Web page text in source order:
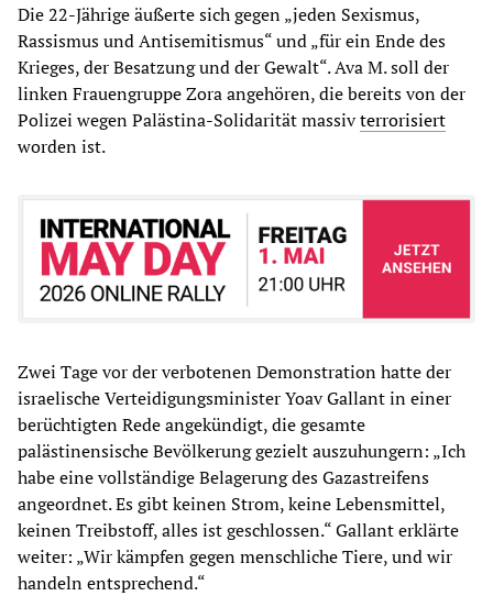
Die 22-Jährige äußerte sich gegen „jeden Sexismus,
Rassismus und Antisemitismus“ und „für ein Ende des
Krieges, der Besatzung und der Gewalt“. Ava M. soll der
linken Frauengruppe Zora angehören, die bereits von der
Polizei wegen Palästina-Solidarität massivterrorisiert
worden ist.
Zwei Tage vor der verbotenen Demonstration hatte der
israelische Verteidigungsminister Yoav Gallant in einer
berüchtigten Rede angekündigt, die gesamte
palästinensische Bevölkerung gezielt auszuhungern: „Ich
habe eine vollständige Belagerung des Gazastreifens
angeordnet. Es gibt keinen Strom, keine Lebensmittel,
keinen Treibstoff, alles ist geschlossen.“ Gallant erklärte
weiter: „Wir kämpfen gegen menschliche Tiere, und wir
handeln entsprechend.“